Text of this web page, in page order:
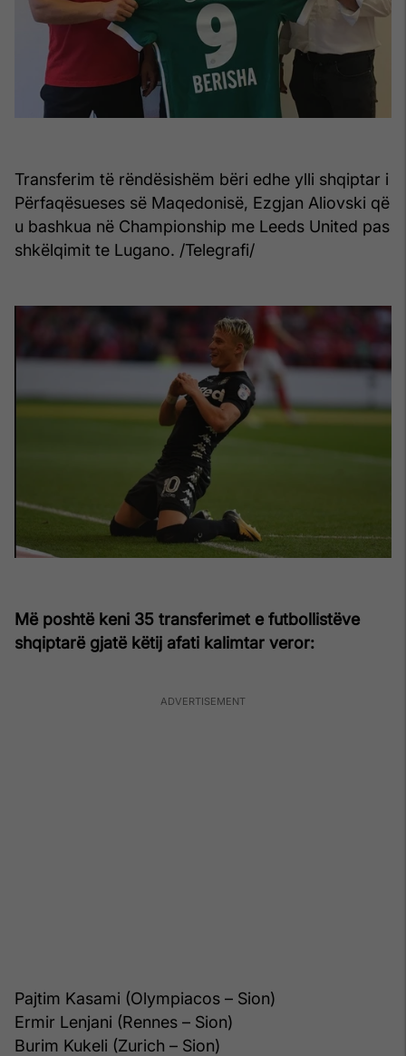
Transferim të rëndësishëm bëri edhe ylli shqiptar i
Përfaqësueses së Maqedonisë, Ezgjan Aliovski që
u bashkua në Championship me Leeds United pas
shkëlqimit te Lugano. /Telegrafi/
Më poshtë keni 35 transferimet e futbollistëve
shqiptarë gjatë këtij afati kalimtar veror:
Pajtim Kasami (Olympiacos – Sion)
Ermir Lenjani (Rennes – Sion)
Burim Kukeli (Zurich – Sion)